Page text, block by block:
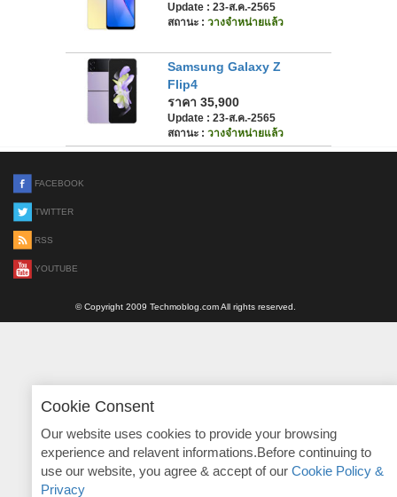
Update : 23-ส.ค.-2565
สถานะ : วางจำหน่ายแล้ว
Samsung Galaxy Z
Flip4
ราคา 35,900
Update : 23-ส.ค.-2565
สถานะ : วางจำหน่ายแล้ว
FACEBOOK
TWITTER
RSS
YOUTUBE
© Copyright 2009 Techmoblog.com All rights reserved.
Cookie Consent
Our website uses cookies to provide your browsing
experience and relavent informations.Before continuing to
use our website, you agree & accept of ourCookie Policy &
Privacy